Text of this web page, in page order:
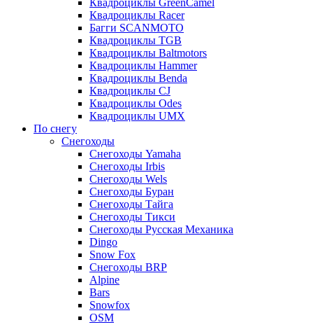
Квадроциклы GreenCamel
Квадроциклы Racer
Багги SCANMOTO
Квадроциклы TGB
Квадроциклы Baltmotors
Квадроциклы Hammer
Квадроциклы Benda
Квадроциклы CJ
Квадроциклы Odes
Квадроциклы UMX
По снегу
Снегоходы
Снегоходы Yamaha
Снегоходы Irbis
Снегоходы Wels
Снегоходы Буран
Снегоходы Тайга
Снегоходы Тикси
Снегоходы Русская Механика
Dingo
Snow Fox
Снегоходы BRP
Alpine
Bars
Snowfox
OSM